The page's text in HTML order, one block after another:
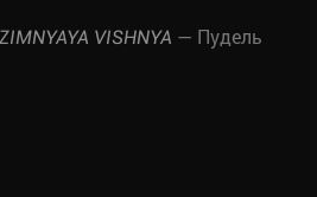
VISHNYA — Пудель